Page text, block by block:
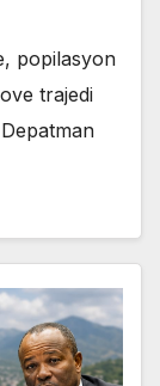
popilasyon
trajedi